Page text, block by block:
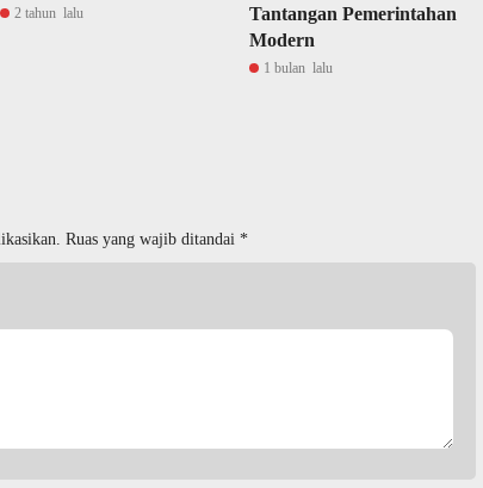
2 tahun lalu
Tantangan Pemerintahan
Modern
1 bulan lalu
Ruas yang wajib ditandai *